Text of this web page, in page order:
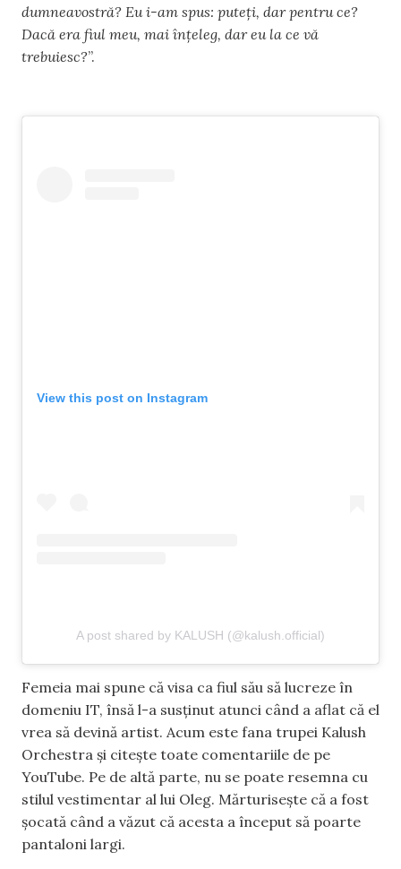
dumneavostră? Eu i-am spus: puteți, dar pentru ce?
Dacă era fiul meu, mai înțeleg, dar eu la ce vă
trebuiesc?”.
View this post on Instagram
A post shared by KALUSH (@kalush.official)
Femeia mai spune că visa ca fiul său să lucreze în
domeniu IT, însă l-a susținut atunci când a aflat că el
vrea să devină artist. Acum este fana trupei Kalush
Orchestra și citește toate comentariile de pe
YouTube. Pe de altă parte, nu se poate resemna cu
stilul vestimentar al lui Oleg. Mărturisește că a fost
șocată când a văzut că acesta a început să poarte
pantaloni largi.